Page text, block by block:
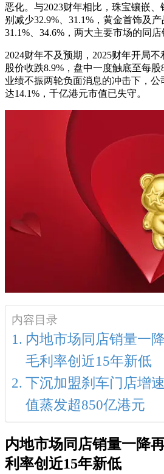
恶化。与2023财年相比，珠宝镶嵌
别减少32.9%、31.1%，黄金首饰及
31.1%、34.6%，两大主要市场的同店
2024财年不及预期，2025财年开局
股价收跌8.9%，盘中一度触底至每
业绩不振两轮负面消息的冲击下，公
达14.1%，千亿港元市值已失守。
内容目录
内地市场同店销量一
毛利率创近15年新低
下沉加盟刹车门店增
值蒸发超850亿港元
内地市场同店销量一降
利率创近15年新低